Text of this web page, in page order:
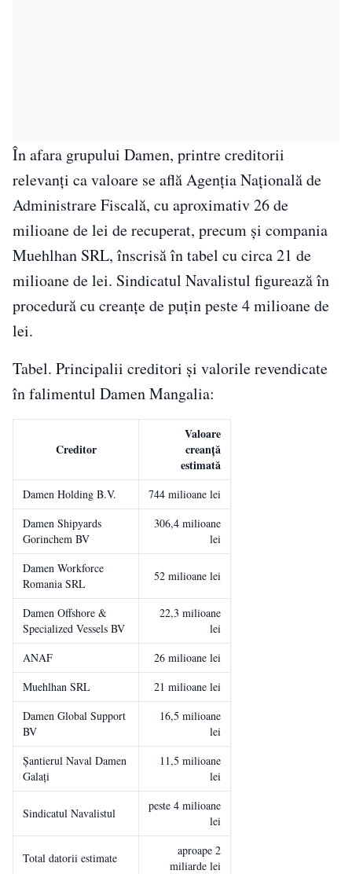
În afara grupului Damen, printre creditorii
relevanți ca valoare se află Agenția Națională de
Administrare Fiscală, cu aproximativ 26 de
milioane de lei de recuperat, precum și compania
Muehlhan SRL, înscrisă în tabel cu circa 21 de
milioane de lei. Sindicatul Navalistul figurează în
procedură cu creanțe de puțin peste 4 milioane de
lei.
Tabel. Principalii creditori și valorile revendicate
în falimentul Damen Mangalia:
Creditor
Valoare
creanță
estimată
Damen Holding B.V.
744 milioane lei
Damen Shipyards
Gorinchem BV
306,4 milioane
lei
Damen Workforce
Romania SRL
52 milioane lei
Damen Offshore &
Specialized Vessels BV
22,3 milioane
lei
ANAF
26 milioane lei
Muehlhan SRL
21 milioane lei
Damen Global Support
BV
16,5 milioane
lei
Șantierul Naval Damen
Galați
11,5 milioane
lei
Sindicatul Navalistul
peste 4 milioane
lei
Total datorii estimate
aproape 2
miliarde lei